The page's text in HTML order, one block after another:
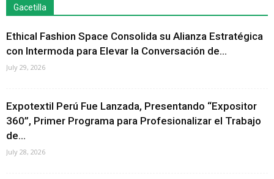
Gacetilla
Ethical Fashion Space Consolida su Alianza Estratégica
con Intermoda para Elevar la Conversación de...
July 29, 2026
Expotextil Perú Fue Lanzada, Presentando “Expositor
360”, Primer Programa para Profesionalizar el Trabajo
de...
July 28, 2026